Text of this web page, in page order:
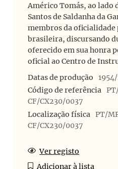
Américo Tomás, ao lado
Santos de Saldanha da
membros da oficialidade
brasileira, discursando
oferecido em sua honra
oficial ao Centro de
Datas de produção
Código de referência
CF/CX230/0037
Localização física PT/
CF/CX230/0037
Ver registo
Adicionar à lista